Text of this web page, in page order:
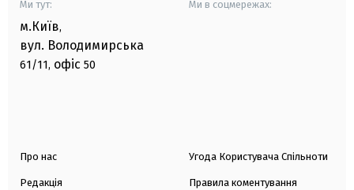
Ми тут:
м.Київ,
вул. Володимирська
61/11, офіс 50
Ми в соцмережах:
Про нас
Редакція
Угода Користувача Спільноти
Правила коментування